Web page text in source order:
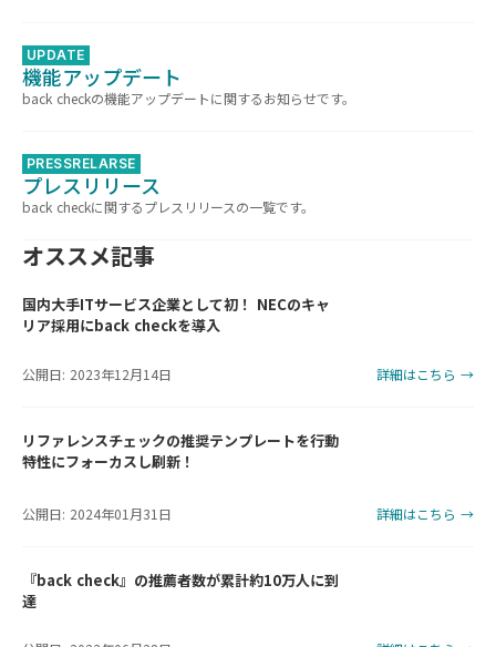
UPDATE
機能アップデート
back checkの機能アップデートに関するお知らせです。
PRESSRELARSE
プレスリリース
back checkに関するプレスリリースの一覧です。
オススメ記事
国内大手ITサービス企業として初！ NECのキャ
リア採用にback checkを導入
公開日: 2023年12月14日 詳細はこちら →
リファレンスチェックの推奨テンプレートを行動
特性にフォーカスし刷新！
公開日: 2024年01月31日 詳細はこちら →
『back check』の推薦者数が累計約10万人に到
達